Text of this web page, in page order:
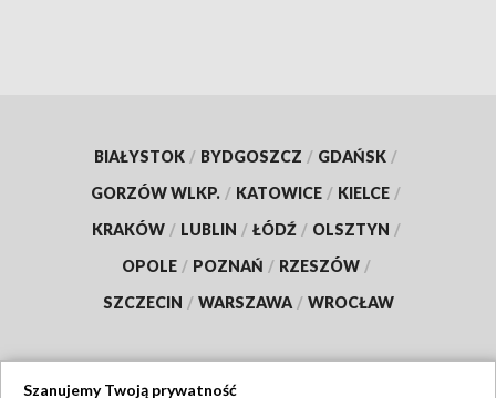
BIAŁYSTOK / BYDGOSZCZ / GDAŃSK /
GORZÓW WLKP. / KATOWICE / KIELCE /
KRAKÓW / LUBLIN / ŁÓDŹ / OLSZTYN /
OPOLE / POZNAŃ / RZESZÓW /
SZCZECIN / WARSZAWA / WROCŁAW
Szanujemy Twoją prywatność